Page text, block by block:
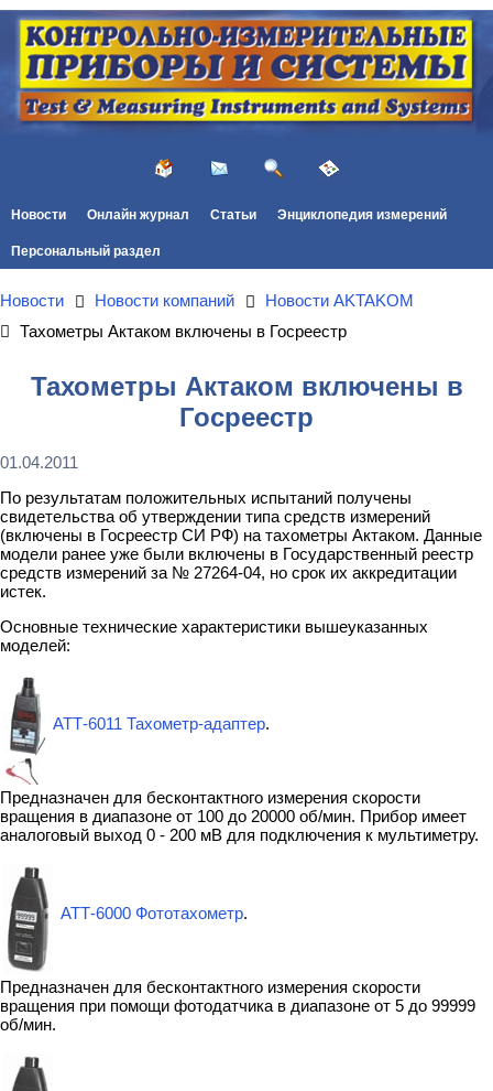
Новости Онлайн журнал Статьи Энциклопедия измерений
Персональный раздел
Новости Новости компаний
Новости AKTAKOM
Тахометры Актаком включены в Госреестр
Тахометры Актаком включены в
Госреестр
01.04.2011
По результатам положительных испытаний получены
свидетельства об утверждении типа средств измерений
(включены в Госреестр СИ РФ) на тахометры Актаком. Данные
модели ранее уже были включены в Государственный реестр
средств измерений за № 27264-04, но срок их аккредитации
истек.
Основные технические характеристики вышеуказанных
моделей:
АТТ-6011 Тахометр-адаптер.
Предназначен для бесконтактного измерения скорости
вращения в диапазоне от 100 до 20000 об/мин. Прибор имеет
аналоговый выход 0 - 200 мВ для подключения к мультиметру.
АТТ-6000 Фототахометр.
Предназначен для бесконтактного измерения скорости
вращения при помощи фотодатчика в диапазоне от 5 до 99999
об/мин.